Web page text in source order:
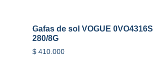
Gafas de sol VOGUE 0VO4316S
280/8G
$ 410.000